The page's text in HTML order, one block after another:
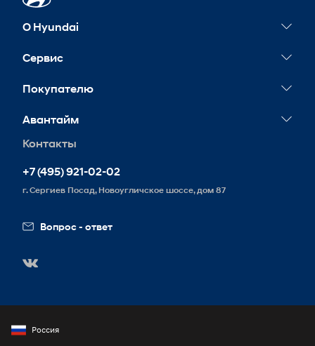
О Hyundai
Новости
Сервис
Сервисные акции
Покупателю
Конфигуратор
Авантайм
Контакты
Реквизиты
Схема проезда
Контакты
+7 (495) 921-02-02
г. Сергиев Посад, Новоугличское шоссе, дом 87
Вопрос - ответ
Россия